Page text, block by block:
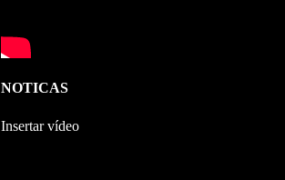
NOTICAS
Insertar vídeo